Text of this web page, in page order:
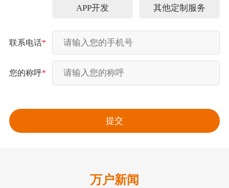
APP开发 其他定制服务
联系电话*
您的称呼*
万户新闻